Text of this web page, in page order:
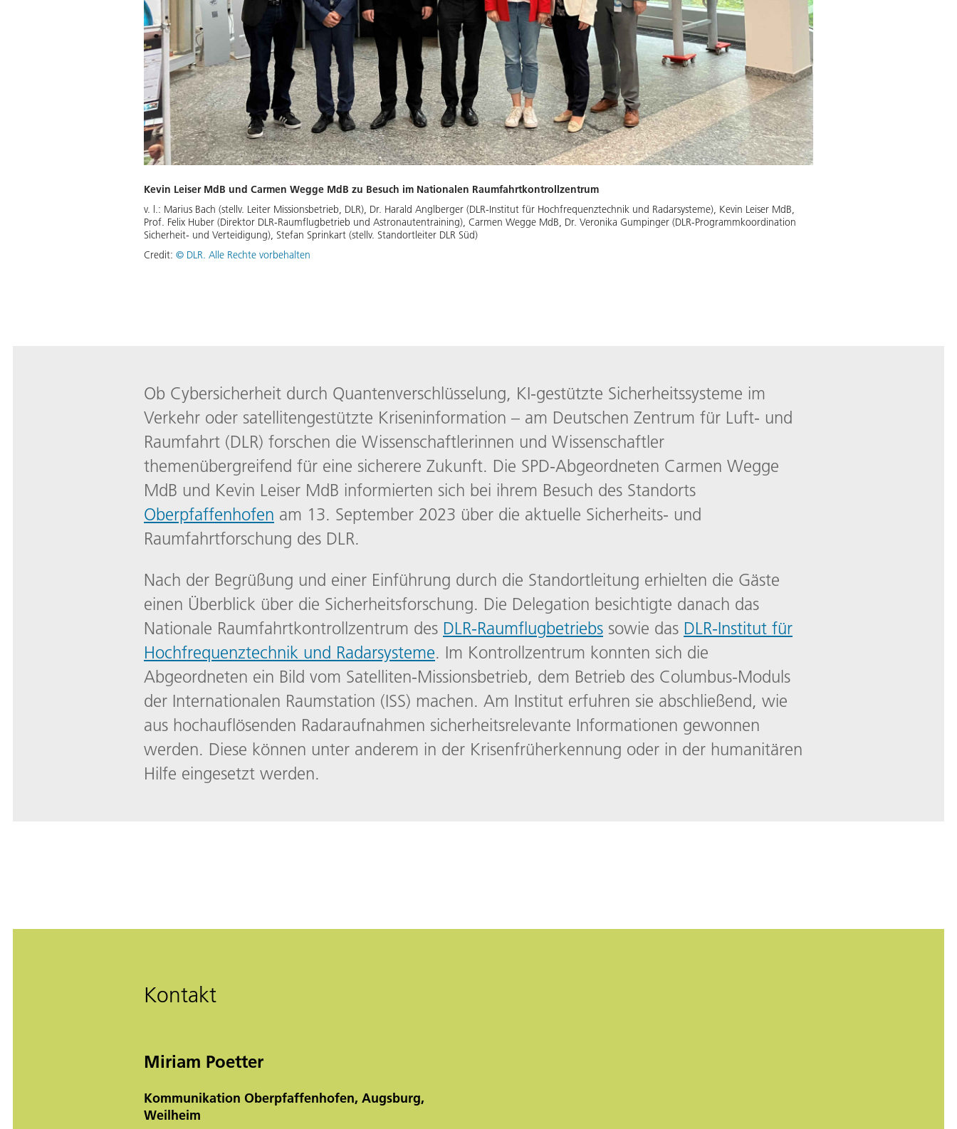
Kevin Leiser MdB und Carmen Wegge MdB zu Besuch im Nationalen Raumfahrtkontrollzentrum
v. l.: Marius Bach (stellv. Leiter Missionsbetrieb, DLR), Dr. Harald Anglberger (DLR-Institut für Hochfrequenztechnik und Radarsysteme), Kevin Leiser MdB,
Prof. Felix Huber (Direktor DLR-Raumflugbetrieb und Astronautentraining), Carmen Wegge MdB, Dr. Veronika Gumpinger (DLR-Programmkoordination
Sicherheit- und Verteidigung), Stefan Sprinkart (stellv. Standortleiter DLR Süd)
Credit: © DLR. Alle Rechte vorbehalten
Ob Cybersicherheit durch Quantenverschlüsselung, KI-gestützte Sicherheitssysteme im
Verkehr oder satellitengestützte Kriseninformation – am Deutschen Zentrum für Luft- und
Raumfahrt (DLR) forschen die Wissenschaftlerinnen und Wissenschaftler
themenübergreifend für eine sicherere Zukunft. Die SPD-Abgeordneten Carmen Wegge
MdB und Kevin Leiser MdB informierten sich bei ihrem Besuch des Standorts
Oberpfaffenhofen am 13. September 2023 über die aktuelle Sicherheits- und
Raumfahrtforschung des DLR.
Nach der Begrüßung und einer Einführung durch die Standortleitung erhielten die Gäste
einen Überblick über die Sicherheitsforschung. Die Delegation besichtigte danach das
Nationale Raumfahrtkontrollzentrum des DLR-Raumflugbetriebs sowie das DLR-Institut für
Hochfrequenztechnik und Radarsysteme. Im Kontrollzentrum konnten sich die
Abgeordneten ein Bild vom Satelliten-Missionsbetrieb, dem Betrieb des Columbus-Moduls
der Internationalen Raumstation (ISS) machen. Am Institut erfuhren sie abschließend, wie
aus hochauflösenden Radaraufnahmen sicherheitsrelevante Informationen gewonnen
werden. Diese können unter anderem in der Krisenfrüherkennung oder in der humanitären
Hilfe eingesetzt werden.
Kontakt
Miriam Poetter
Kommunikation Oberpfaffenhofen, Augsburg,
Weilheim